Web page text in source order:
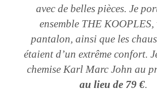
avec de belles pièces. Je
ensemble THE KOOPLES,
pantalon, ainsi que les
étaient d’un extrême confort.
chemise Karl Marc John au
au lieu de 79 €.